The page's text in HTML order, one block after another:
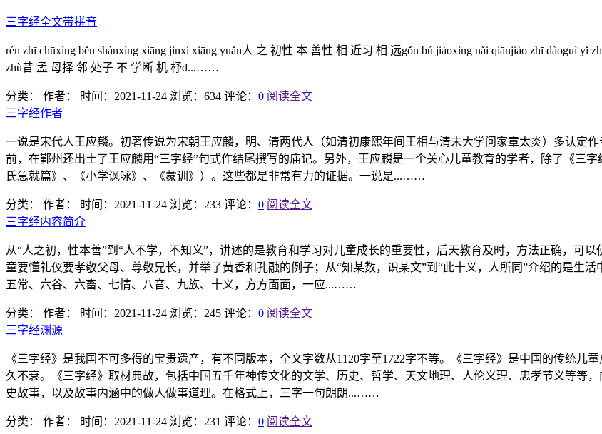
三字经全文带拼音
rén zhī chūxìng běn shànxìng xiāng jìnxí xiāng yuǎn人 之 初性 本 善性 相 近习 相 远gǒu bú jiàoxìng nǎi qiānjiào zhī dàoguì yǐ
zhù昔 孟 母择 邻 处子 不 学断 机 杼d...……
分类： 作者： 时间：2021-11-24 浏览：634 评论： 0 阅读全文
三字经作者
一说是宋代人王应麟。初著传说为宋朝王应麟，明、清两代人（如清初康熙年间王相与清末大学问家章太炎）多认定
前，在鄞州还出土了王应麟用“三字经”句式作结尾撰写的庙记。另外，王应麟是一个关心儿童教育的学者，除了《三
氏急就篇》、《小学讽咏》、《蒙训》）。这些都是非常有力的证据。一说是...……
分类： 作者： 时间：2021-11-24 浏览：233 评论： 0 阅读全文
三字经内容简介
从“人之初，性本善”到“人不学，不知义”，讲述的是教育和学习对儿童成长的重要性，后天教育及时，方法正确，可
童要懂礼仪要孝敬父母、尊敬兄长，并举了黄香和孔融的例子；从“知某数，识某文”到“此十义，人所同”介绍的是生
五常、六谷、六畜、七情、八音、九族、十义，方方面面，一应...……
分类： 作者： 时间：2021-11-24 浏览：245 评论： 0 阅读全文
三字经渊源
《三字经》是我国不可多得的宝贵遗产，有不同版本，全文字数从1120字至1722字不等。《三字经》是中国的传统
久不衰。《三字经》取材典故，包括中国五千年神传文化的文学、历史、哲学、天文地理、人伦义理、忠孝节义等等
史故事，以及故事内涵中的做人做事道理。在格式上，三字一句朗朗...……
分类： 作者： 时间：2021-11-24 浏览：231 评论： 0 阅读全文